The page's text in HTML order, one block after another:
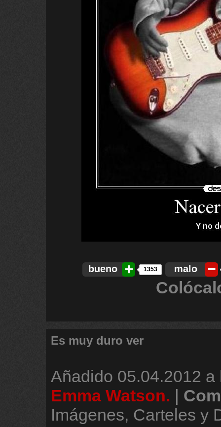
bueno 1353 malo
Es muy duro ver
Añadido 05.04.2012 a
Emma Watson. |
Imágenes, Carteles y